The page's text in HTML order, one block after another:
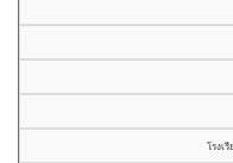
โรงเ